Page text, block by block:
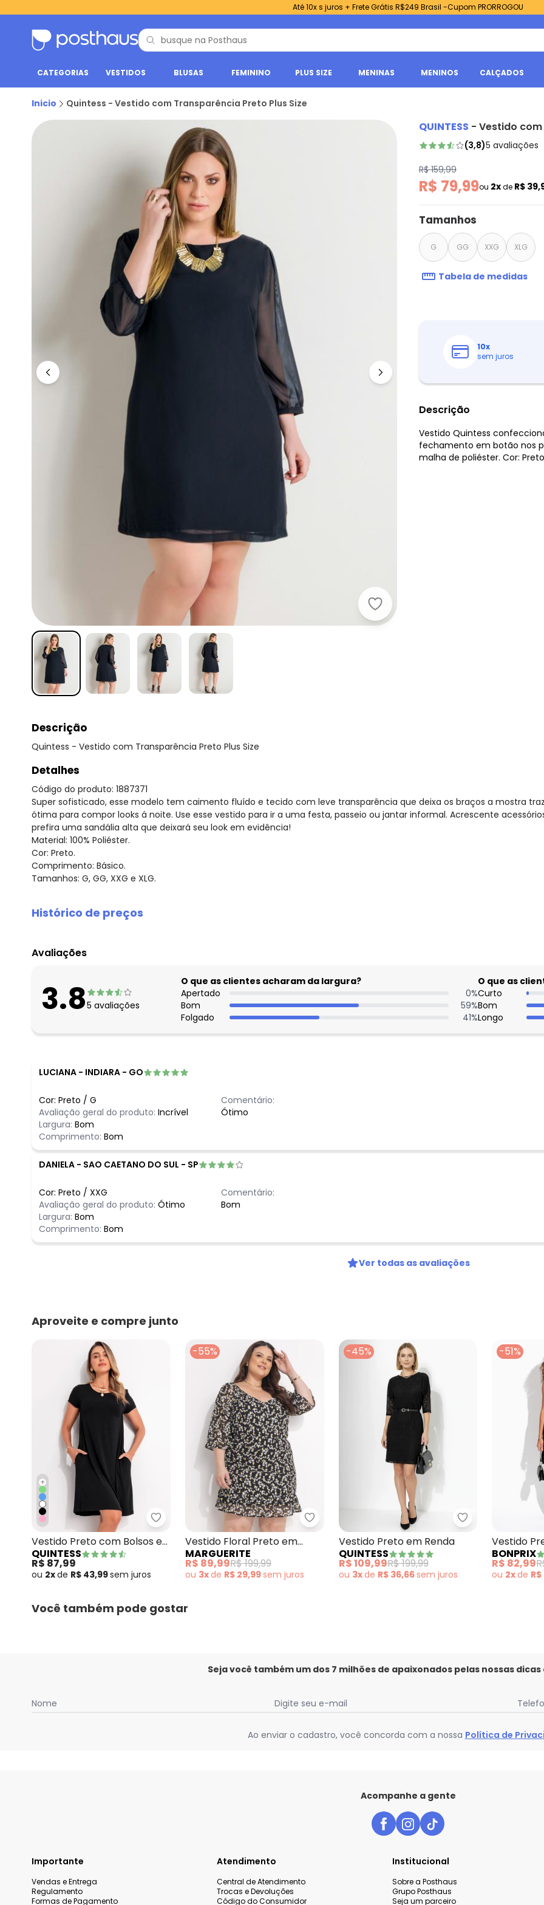
Até 10x s juros + Frete Grátis R$249 Brasil -Cupom PRORROGOU
CATEGORIAS VESTIDOS BLUSAS FEMININO PLUS SIZE MENINAS MENINOS CALÇADOS
Inicio Quintess - Vestido com Transparência Preto Plus Size
Quintess - Vestido com
QUINTESS - Vestido com
(3,8)5 avaliações
R$ 159,99
R$ 79,99ou 2xde R$
Tamanhos
G GG XXG XLG
Tabela de medidas
10x
sem juros
Descrição
Vestido Quintess
fechamento em botão nos
malha de poliéster. Cor:
Descrição
Quintess - Vestido com Transparência Preto Plus Size
Detalhes
Código do produto: 1887371
Super sofisticado, esse modelo tem caimento fluído e tecido com leve transparência que deixa os braços a mostra
ótima para compor looks á noite. Use esse vestido para ir a uma festa, passeio ou jantar informal. Acrescente
prefira uma sandália alta que deixará seu look em evidência!
Material: 100% Poliéster.
Cor: Preto.
Comprimento: Básico.
Tamanhos: G, GG, XXG e XLG.
Histórico de preços
agosto/2026
maio/2026
abril/2026
fevereiro/2026
Avaliações
3.85 avaliações
O que as clientes acharam da largura?
Apertado
0%
Bom
59%
Folgado
41%
O que as
Curto
Bom
Longo
LUCIANA - INDIARA - GO
Cor: Preto / G
Avaliação geral do produto: Incrível
Largura: Bom
Comprimento: Bom
Comentário:
Ótimo
DANIELA - SAO CAETANO DO SUL - SP
Cor: Preto / XXG
Avaliação geral do produto: Ótimo
Largura: Bom
Comprimento: Bom
Comentário:
Bom
Ver todas as avaliações
Aproveite e compre junto
+
Quintess - Vestido Preto com Bolsos e Mangas Curtas
Vestido Preto com Bolsos e
Mangas Curtas
QUINTESS
R$ 87,99
ou 2xde R$ 43,99sem juros
-55%
Marguerite - Vestido Floral Preto em Crepe Plano
Vestido Floral Preto em
Crepe Plano
MARGUERITE
R$ 89,99R$ 199,99
ou 3xde R$ 29,99sem juros
-45%
Quintess -
Vestido Preto em Renda
QUINTESS
R$ 109,99R$ 199,99
ou 3xde R$ 36,66sem juros
-51%
Vestido
Crepe
BONPRIX
R$ 82,99
ou 2xde
Você também pode gostar
Seja você também um dos 7 milhões de apaixonados pelas nossas
Nome Digite seu e-mail
Ao enviar o cadastro, você concorda com a nossa Política de
Acompanhe a gente
Importante
Vendas e Entrega
Regulamento
Formas de Pagamento
Atendimento
Central de Atendimento
Trocas e Devoluções
Código do Consumidor
Institucional
Sobre a Posthaus
Grupo Posthaus
Seja um parceiro